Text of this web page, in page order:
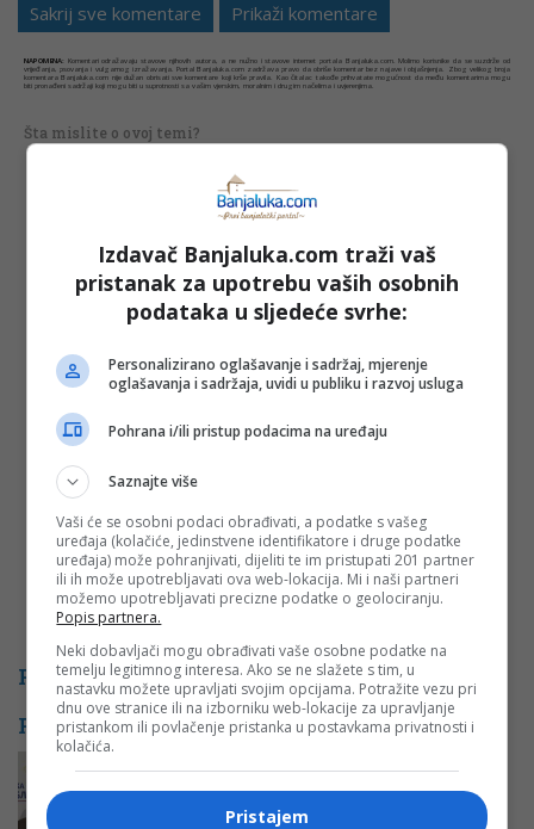
Sakrij sve komentare Prikaži komentare
NAPOMENA: Komentari odražavaju stavove njihovih autora, a ne nužno i stavove internet portala Banjaluka.com. Molimo korisnike da se suzdrže od
vrijeđanja, psovanja i vulgarnog izražavanja. Portal Banjaluka.com zadržava pravo da obriše komentar bez najave i objašnjenja. Zbog velikog broja
komentara Banjaluka.com nije dužan obrisati sve komentare koji krše pravila. Kao čitalac takođe prihvatate mogućnost da među komentarima mogu
biti pronađeni sadržaji koji mogu biti u suprotnosti sa vašim vjerskim, moralnim i drugim načelima i uvjerenjima.
Šta mislite o ovoj temi?
Vaša e-mail adresa neće biti objavljena. Sva polja su
obavezna!
*
Email
Komentar
PROMO
POVEZANE VIJESTI
Ostojić osudio paljenje srpske zastave
u Hrvatskoj: “To je otvoreno
ispoljavanje mržnje”
Izdavač Banjaluka.com traži vaš
pristanak za upotrebu vaših osobnih
podataka u sljedeće svrhe:
Personalizirano oglašavanje i sadržaj, mjerenje
oglašavanja i sadržaja, uvidi u publiku i razvoj usluga
Pohrana i/ili pristup podacima na uređaju
Saznajte više
Vaši će se osobni podaci obrađivati, a podatke s vašeg
uređaja (kolačiće, jedinstvene identifikatore i druge podatke
uređaja) može pohranjivati, dijeliti te im pristupati 201 partner
ili ih može upotrebljavati ova web-lokacija. Mi i naši partneri
možemo upotrebljavati precizne podatke o geolociranju.
Popis partnera.
Neki dobavljači mogu obrađivati vaše osobne podatke na
temelju legitimnog interesa. Ako se ne slažete s tim, u
nastavku možete upravljati svojim opcijama. Potražite vezu pri
dnu ove stranice ili na izborniku web-lokacije za upravljanje
pristankom ili povlačenje pristanka u postavkama privatnosti i
kolačića.
Pristajem